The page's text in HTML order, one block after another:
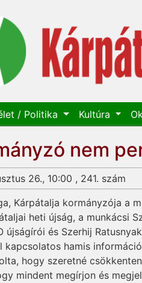
/ Politika Kultúra
nem
26., 10:00 , 241. szám
Kárpátalja kormányzója a
heti újság, a munkácsi
újságírói és Szerhij
kapcsolatos hamis
hogy szeretné
mindent megírjon és